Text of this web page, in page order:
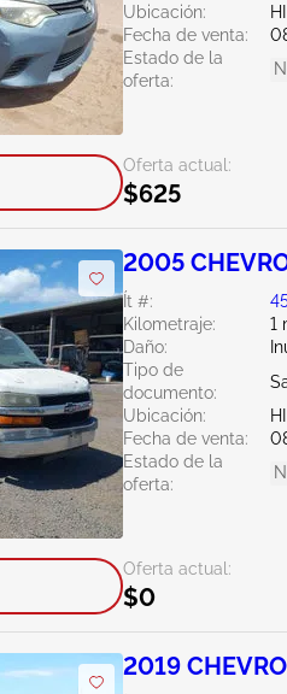
Ubicación:
Fecha de venta:
Estado de la
oferta:
Oferta actual:
$625
2005
Ít #:
Kilometraje:
1
Daño:
Tipo de
documento:
Ubicación:
Fecha de venta:
Estado de la
oferta:
Oferta actual:
$0
2019